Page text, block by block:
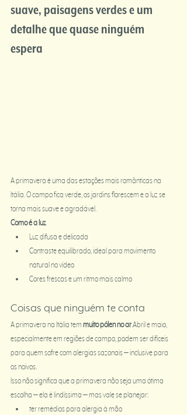
suave, paisagens verdes e um
detalhe que quase ninguém
espera
A primavera é uma das estações mais românticas na
Itália. O campo fica verde, os jardins florescem e a luz se
torna mais suave e agradável.
Como é a luz
Luz difusa e delicada
Contraste equilibrado, ideal para movimento
natural no vídeo
Cores frescas e um ritmo mais calmo
Coisas que ninguém te conta
A primavera na Itália tem muito pólen no ar.Abril e maio,
especialmente em regiões de campo, podem ser difíceis
para quem sofre com alergias sazonais — inclusive para
os noivos.
Isso não significa que a primavera não seja uma ótima
escolha — ela é lindíssima — mas vale se planejar:
ter remédios para alergia à mão